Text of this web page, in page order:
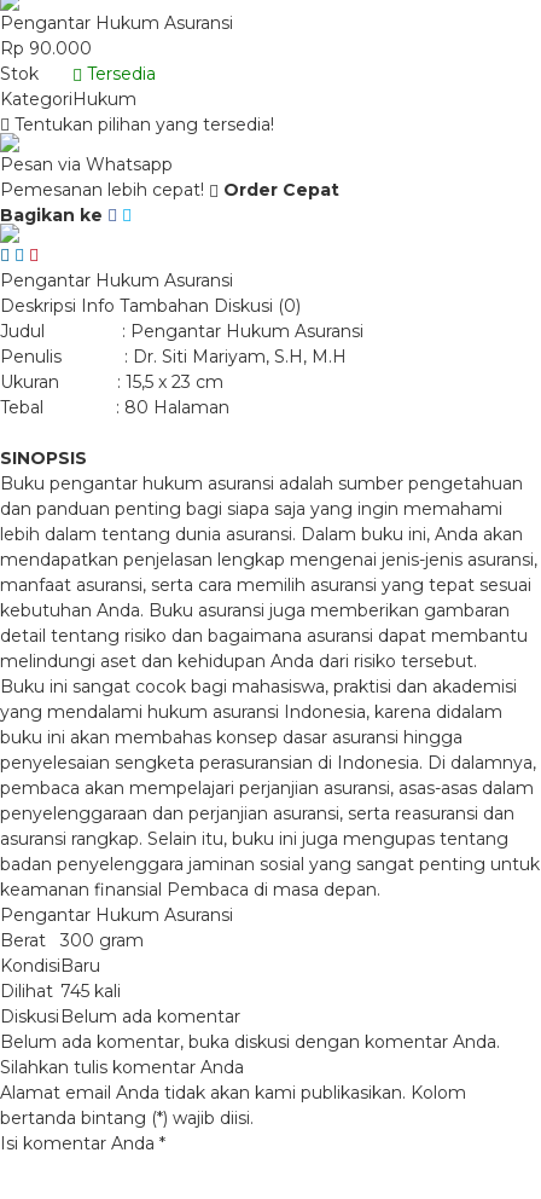
Pengantar Hukum Asuransi
Rp 90.000
Stok
Tersedia
KategoriHukum
Tentukan pilihan yang tersedia!
Pesan via Whatsapp
Pemesanan lebih cepat!
Order Cepat
Bagikan ke
Pengantar Hukum Asuransi
Deskripsi Info Tambahan Diskusi (0)
Judul : Pengantar Hukum Asuransi
Penulis : Dr. Siti Mariyam, S.H, M.H
Ukuran : 15,5 x 23 cm
Tebal : 80 Halaman
SINOPSIS
Buku pengantar hukum asuransi adalah sumber pengetahuan
dan panduan penting bagi siapa saja yang ingin memahami
lebih dalam tentang dunia asuransi. Dalam buku ini, Anda akan
mendapatkan penjelasan lengkap mengenai jenis-jenis asuransi,
manfaat asuransi, serta cara memilih asuransi yang tepat sesuai
kebutuhan Anda. Buku asuransi juga memberikan gambaran
detail tentang risiko dan bagaimana asuransi dapat membantu
melindungi aset dan kehidupan Anda dari risiko tersebut.
Buku ini sangat cocok bagi mahasiswa, praktisi dan akademisi
yang mendalami hukum asuransi Indonesia, karena didalam
buku ini akan membahas konsep dasar asuransi hingga
penyelesaian sengketa perasuransian di Indonesia. Di dalamnya,
pembaca akan mempelajari perjanjian asuransi, asas-asas dalam
penyelenggaraan dan perjanjian asuransi, serta reasuransi dan
asuransi rangkap. Selain itu, buku ini juga mengupas tentang
badan penyelenggara jaminan sosial yang sangat penting untuk
keamanan finansial Pembaca di masa depan.
Pengantar Hukum Asuransi
Berat
300 gram
KondisiBaru
Dilihat 745 kali
Diskusi Belum ada komentar
Belum ada komentar, buka diskusi dengan komentar Anda.
Silahkan tulis komentar Anda
Alamat email Anda tidak akan kami publikasikan. Kolom
bertanda bintang (*) wajib diisi.
Isi komentar Anda *